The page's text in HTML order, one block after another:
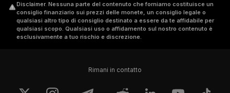
Disclaimer. Nessuna parte del contenuto che forniamo costituisce un
consiglio finanziario sui prezzi delle monete, un consiglio legale o
qualsiasi altro tipo di consiglio destinato a essere da te affidabile per
qualsiasi scopo. Qualsiasi uso o affidamento sul nostro contenuto è
esclusivamente a tuo rischio e discrezione.
Rimani in contatto